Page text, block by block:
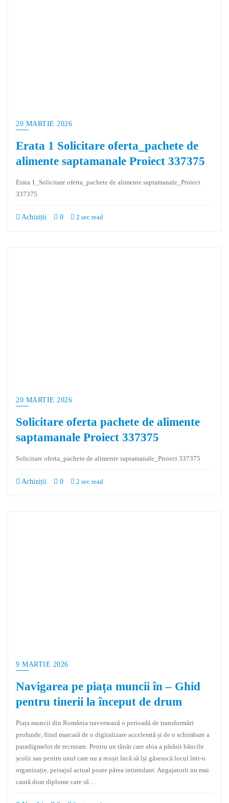
20 MARTIE 2026
Erata 1 Solicitare oferta_pachete de
alimente saptamanale Proiect 337375
Erata 1_Solicitare oferta_pachete de alimente saptamanale_Proiect
337375
Achiziții 0 2 sec read
20 MARTIE 2026
Solicitare oferta pachete de alimente
saptamanale Proiect 337375
Solicitare oferta_pachete de alimente saptamanale_Proiect 337375
Achiziții 0 2 sec read
9 MARTIE 2026
Navigarea pe piața muncii în – Ghid
pentru tinerii la început de drum
Piața muncii din România traversează o perioadă de transformări
profunde, fiind marcată de o digitalizare accelerată și de o schimbare a
paradigmelor de recrutare. Pentru un tânăr care abia a părăsit băncile
școlii sau pentru unul care nu a reușit încă să își găsească locul într-o
organizație, peisajul actual poate părea intimidant. Angajatorii nu mai
caută doar diplome care să…